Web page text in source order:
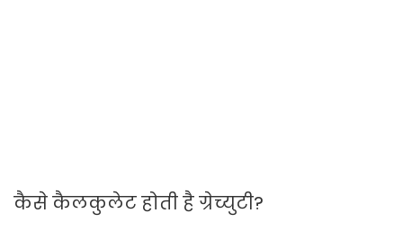
कैसे कैलकुलेट होती है ग्रेच्युटी?